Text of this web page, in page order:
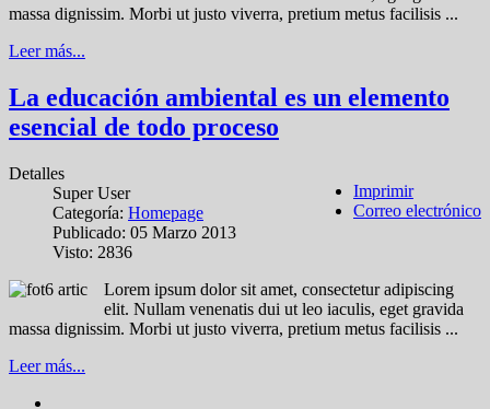
massa dignissim. Morbi ut justo viverra, pretium metus facilisis ...
Leer más...
La educación ambiental es un elemento
esencial de todo proceso
Imprimir
Correo electrónico
Detalles
Super User
Categoría: Homepage
Publicado: 05 Marzo 2013
Visto: 2836
Lorem ipsum dolor sit amet, consectetur adipiscing
elit. Nullam venenatis dui ut leo iaculis, eget gravida
massa dignissim. Morbi ut justo viverra, pretium metus facilisis ...
Leer más...